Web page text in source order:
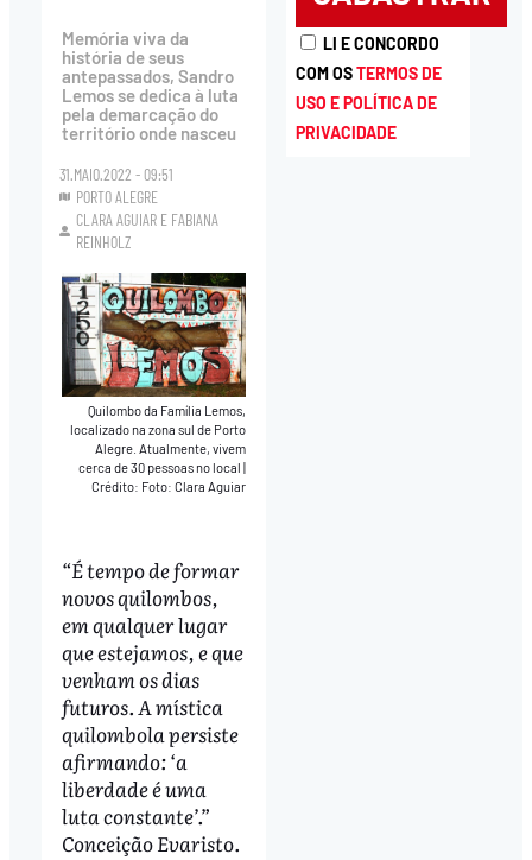
Memória viva da
história de seus
antepassados, Sandro
Lemos se dedica à luta
pela demarcação do
território onde nasceu
31.MAIO.2022 - 09:51
PORTO ALEGRE
CLARA AGUIAR E FABIANA
REINHOLZ
Quilombo da Família Lemos,
localizado na zona sul de Porto
Alegre. Atualmente, vivem
cerca de 30 pessoas no local|
Crédito: Foto: Clara Aguiar
“É tempo de formar
novos quilombos,
em qualquer lugar
que estejamos, e que
venham os dias
futuros. A mística
quilombola persiste
afirmando: ‘a
liberdade é uma
luta constante’.”
Conceição Evaristo.
LI E CONCORDO
COM OSTERMOS DE
USO E POLÍTICA DE
PRIVACIDADE